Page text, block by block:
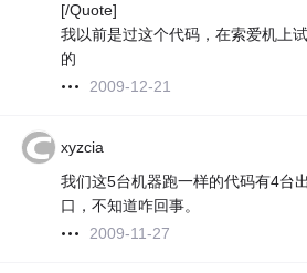
[/Quote]
我以前是过这个代码，在索爱机上
的
2009-12-21
xyzcia
我们这5台机器跑一样的代码有4台
口，不知道咋回事。
2009-11-27